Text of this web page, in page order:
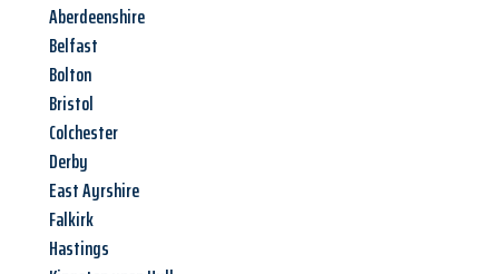
Aberdeenshire
Belfast
Bolton
Bristol
Colchester
Derby
East Ayrshire
Falkirk
Hastings